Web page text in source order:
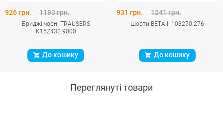
926 грн. 1193 грн.
Бриджі чорні TRAUSERS
K15Z432.9000
До кошику
931 грн. 1241 грн.
Шорти BETA II 103270.276
До кошику
Переглянуті товари